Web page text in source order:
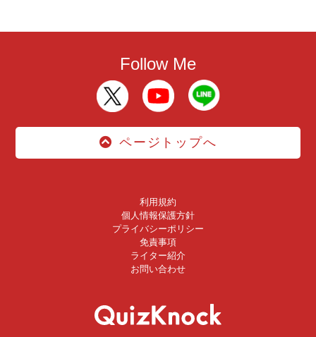
Follow Me
ページトップへ
利用規約
個人情報保護方針
プライバシーポリシー
免責事項
ライター紹介
お問い合わせ